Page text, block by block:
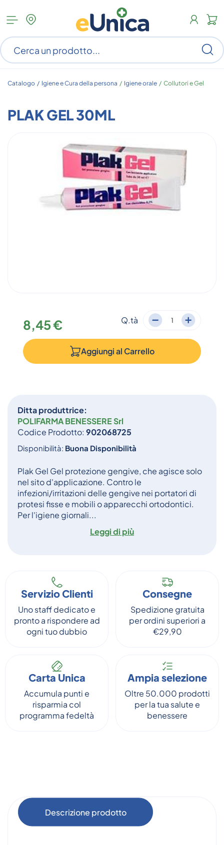
Apri
menu
categorie
Catalogo / Igiene e Cura della persona / Igiene orale / Collutori e Gel
PLAK GEL 30ML
Ditta produttrice:
POLIFARMA BENESSERE Srl
Codice Prodotto: 902068725
Disponibilità: Buona Disponibilità
Plak Gel Gel protezione gengive, che agisce solo
nel sito d'applicazione. Contro le
infezioni/irritazioni delle gengive nei portatori di
protesi fisse e mobili o apparecchi ortodontici.
Per l'igiene giornali...
Leggi di più
8,45 € Q.tà
Aggiungi al Carrello
Servizio Clienti
Uno staff dedicato e
pronto a rispondere ad
ogni tuo dubbio
Consegne
Spedizione gratuita
per ordini superiori a
€29,90
Carta Unica
Accumula punti e
risparmia col
programma fedeltà
Ampia selezione
Oltre 50.000 prodotti
per la tua salute e
benessere
Descrizione prodotto